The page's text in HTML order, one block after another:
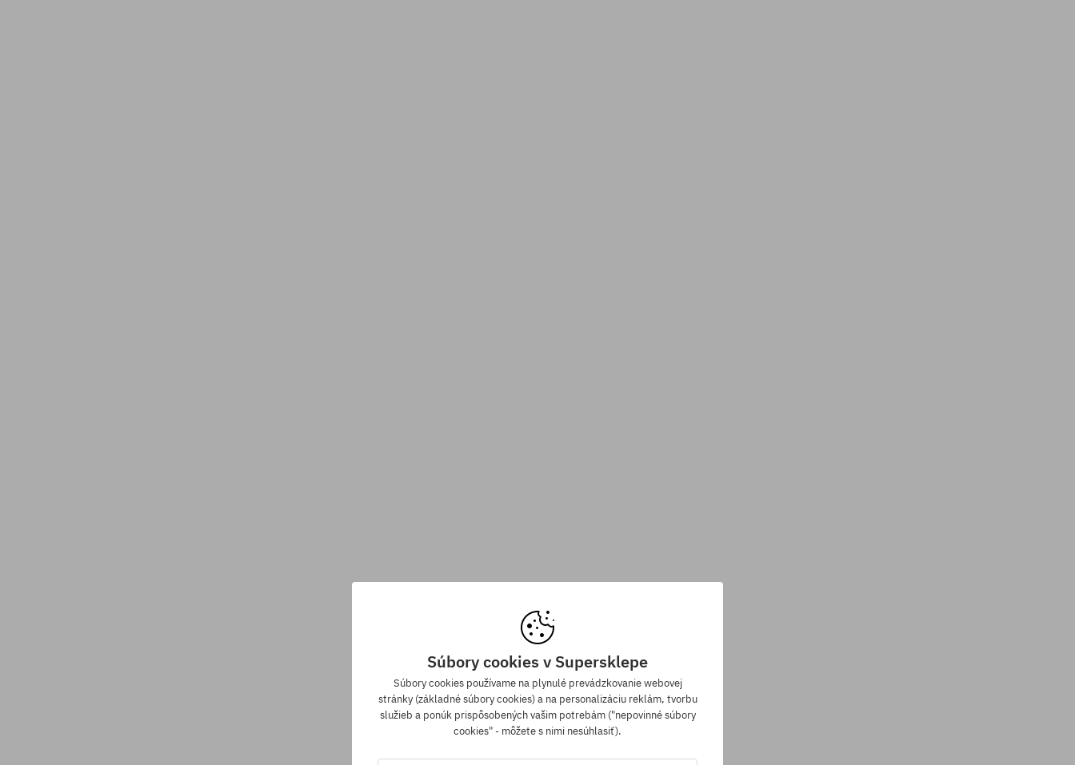
Súbory cookies v Supersklepe
Súbory cookies používame na plynulé prevádzkovanie webovej
stránky (základné súbory cookies) a na personalizáciu reklám, tvorbu
služieb a ponúk prispôsobených vašim potrebám ("nepovinné súbory
cookies" - môžete s nimi nesúhlasiť).